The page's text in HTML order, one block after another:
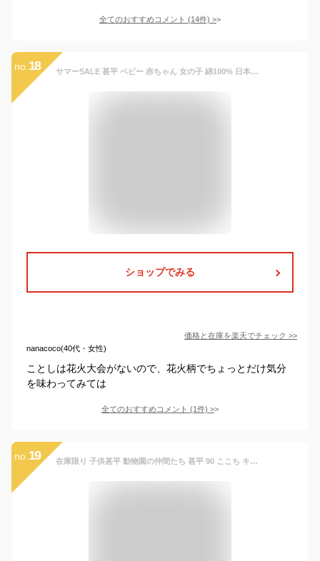
全てのおすすめコメント (14件) >
no. 18 サマーSALE 甚平 ベビー 赤ちゃん 女の子 綿100% 日本製生地 じんべい スーツ上下 祭 甚平 部屋着 寝まき パジャマ 子供甚平 90cm 95cm 全1色
ショップでみる
価格と在庫を楽天でチェック >>
nanacoco(40代・女性)
ことしは花火大会がないので、花火柄でちょっとだけ気分
を味わってみては
全てのおすすめコメント (1件) >
no. 19 在庫限り 子供甚平 動物園の仲間たち 甚平 90 ここち キッズ 夏 男の子 半袖 AN15J96A 【メール便1点まで】